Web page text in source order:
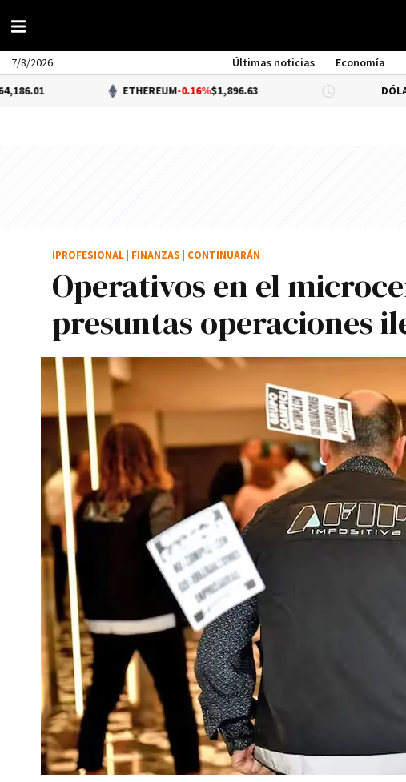
7/8/2026 Últimas noticias Economía
ETHEREUM-0.16%$1,896.63 DÓLAR BNA
Operativos en el
presuntas operaciones
IPROFESIONAL FINANZAS CONTINUARÁN